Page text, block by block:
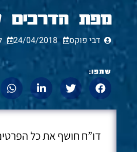
מפת הדרכים
דבי פוקס 24/04/2018
שתפו:
דו”ח חושף את כל